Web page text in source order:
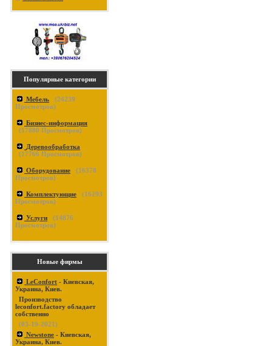
Популярные категории
Мебель (24239
Просмотров)
Бизнес-информация
(17880 Просмотров)
Деревообработка
(17766 Просмотров)
Оборудование (16378
Просмотров)
Комплектующие (16293
Просмотров)
Услуги (14876
Просмотров)
Новые фирмы
LeConfort - Киевская,
Украина, Киев.
Производство
leconfort.factory обладает
собственно
(03-19-2021)
Newstone - Киевская,
Украина, Киев.